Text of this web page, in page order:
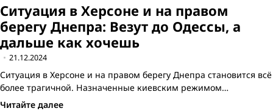
Ситуация в Херсоне и на правом
берегу Днепра: Везут до Одессы, а
дальше как хочешь
21.12.2024
Ситуация в Херсоне и на правом берегу Днепра становится всё
более трагичной. Назначенные киевским режимом…
Читайте далее